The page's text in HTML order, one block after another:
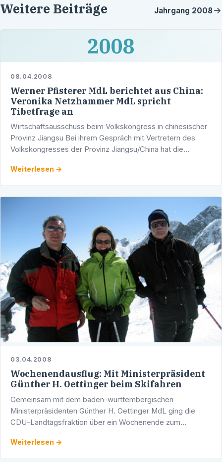
Weitere Beiträge Jahrgang 2008
2008
08.04.2008
Werner Pfisterer MdL berichtet aus China:
Veronika Netzhammer MdL spricht
Tibetfrage an
Wirtschaftsausschuss beim Volkskongress in chinesischer
Provinz Jiangsu Bei ihrem Gespräch mit Vertretern des
Volkskongresses der Provinz Jiangsu/China hat die
die …
Weiterlesen →
03.04.2008
Wochenendausflug: Mit Ministerpräsident
Günther H. Oettinger beim Skifahren
Gemeinsam mit dem baden-württembergischen
Ministerpräsidenten Günther H. Oettinger MdL ging die
CDU-Landtagsfraktion über ein Wochenende zum
Weiterlesen →